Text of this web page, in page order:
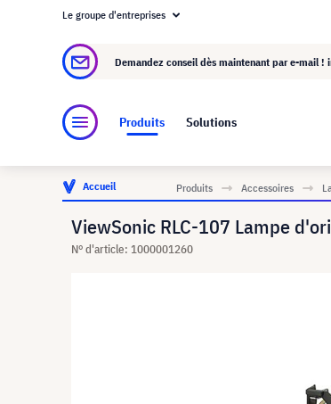
À propos de visunext.fr
Le groupe d'entreprises
Demandez conseil dès maintenant par e-mail !
Produits Solutions
Accueil Produits Accessoires
ViewSonic RLC-107 Lampe
N° d'article: 1000001260